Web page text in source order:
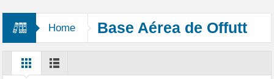
Home Base Aérea de Offutt